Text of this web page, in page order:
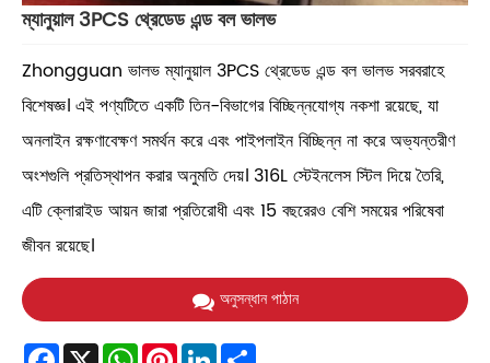
ম্যানুয়াল 3PCS থ্রেডেড এন্ড বল ভালভ
Zhongguan ভালভ ম্যানুয়াল 3PCS থ্রেডেড এন্ড বল ভালভ সরবরাহে
বিশেষজ্ঞ। এই পণ্যটিতে একটি তিন-বিভাগের বিচ্ছিন্নযোগ্য নকশা রয়েছে, যা
অনলাইন রক্ষণাবেক্ষণ সমর্থন করে এবং পাইপলাইন বিচ্ছিন্ন না করে অভ্যন্তরীণ
অংশগুলি প্রতিস্থাপন করার অনুমতি দেয়। 316L স্টেইনলেস স্টিল দিয়ে তৈরি,
এটি ক্লোরাইড আয়ন জারা প্রতিরোধী এবং 15 বছরেরও বেশি সময়ের পরিষেবা
জীবন রয়েছে।
অনুসন্ধান পাঠান
Facebook
X WhatsAppPinterestLinkedIn